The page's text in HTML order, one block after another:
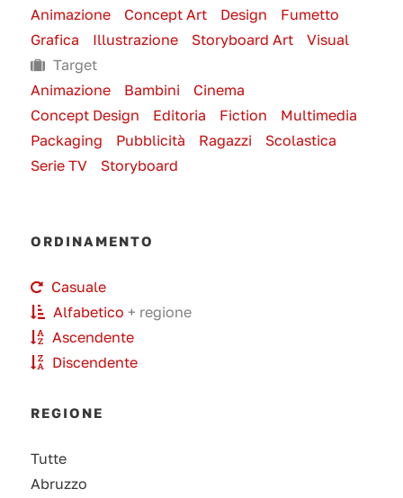
Animazione
Concept Art Design
Fumetto
Grafica
Illustrazione Storyboard Art
Visual
Target
Animazione
Bambini
Cinema
Concept Design
Editoria Fiction
Multimedia
Packaging
Pubblicità Ragazzi
Scolastica
Serie TV
Storyboard
ORDINAMENTO
Casuale
Alfabetico + regione
Ascendente
Discendente
REGIONE
Tutte
Abruzzo